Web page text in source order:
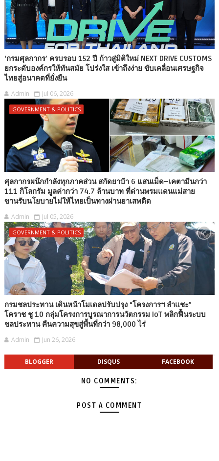
‘กรมศุลกากร’ ครบรอบ 152 ปี ก้าวสู่มิติใหม่ NEXT DRIVE CUSTOMS
ยกระดับองค์กรให้ทันสมัย โปร่งใส เข้าถึงง่าย ขับเคลื่อนเศรษฐกิจ
ไทยสู่อนาคตที่ยั่งยืน
Admin Jul 06, 2026
GOVERNMENT & POLITICS
ศุลกากรผนึกกำลังทุกภาคส่วน สกัดยาบ้า 6 แสนเม็ด–เคตามีนกว่า
111 กิโลกรัม มูลค่ากว่า 74.7 ล้านบาท ที่ด่านพรมแดนแม่สาย
ขานรับนโยบายไม่ให้ไทยเป็นทางผ่านยาเสพติด
Admin Jul 05, 2026
GOVERNMENT & POLITICS
กรมชลประทาน เดินหน้าโมเดลปรับปรุง “โครงการฯ ลำแชะ”
โคราช ชู 10 กลุ่มโครงการบูรณาการนวัตกรรม IoT พลิกฟื้นระบบ
ชลประทาน คืนความสุขสู่พื้นที่กว่า 98,000 ไร่
Admin Jun 26, 2026
BLOGGER DISQUS FACEBOOK
NO COMMENTS:
POST A COMMENT